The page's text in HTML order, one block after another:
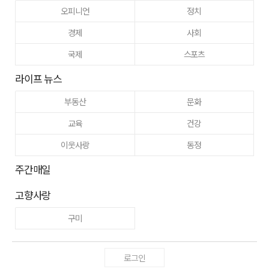
오피니언
정치
경제
사회
국제
스포츠
라이프 뉴스
부동산
문화
교육
건강
이웃사랑
동정
주간매일
고향사랑
구미
로그인